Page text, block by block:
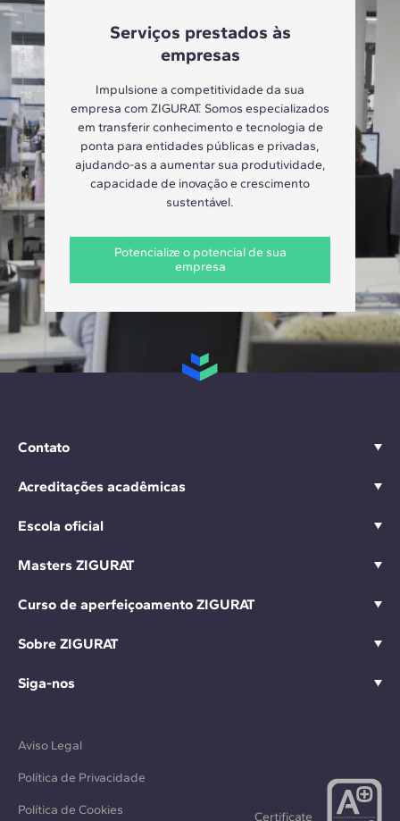
Serviços prestados às
empresas
Impulsione a competitividade da sua
empresa com ZIGURAT. Somos especializados
em transferir conhecimento e tecnologia de
ponta para entidades públicas e privadas,
ajudando-as a aumentar sua produtividade,
capacidade de inovação e crescimento
sustentável.
Potencialize o potencial de sua
empresa
Contato
Acreditações acadêmicas
Escola oficial
Masters ZIGURAT
Curso de aperfeiçoamento ZIGURAT
Sobre ZIGURAT
Siga-nos
Aviso Legal
Política de Privacidade
Política de Cookies Certificate